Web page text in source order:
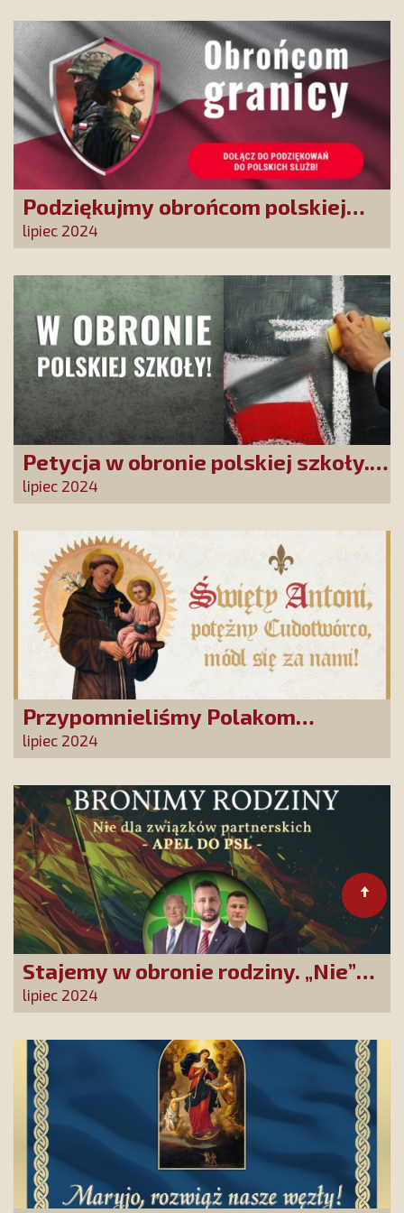
Podziękujmy obrońcom polskiej
granicy
lipiec 2024
Petycja w obronie polskiej szkoły.
Zatrzymajmy upadek edukacji!
lipiec 2024
Przypomnieliśmy Polakom
Świętego Antoniego!
lipiec 2024
Stajemy w obronie rodziny. „Nie”
dla zrównania związków
partnerskich z rodzinami
lipiec 2024